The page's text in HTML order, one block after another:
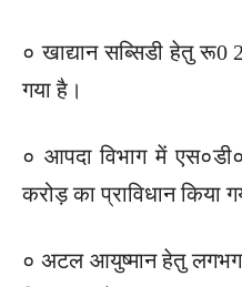
० खाद्यान सब्सिडी हेतु रू0
गया है।
० आपदा विभाग में
करोड़ का प्राविधान किया
० अटल आयुष्मान हेतु लगभग